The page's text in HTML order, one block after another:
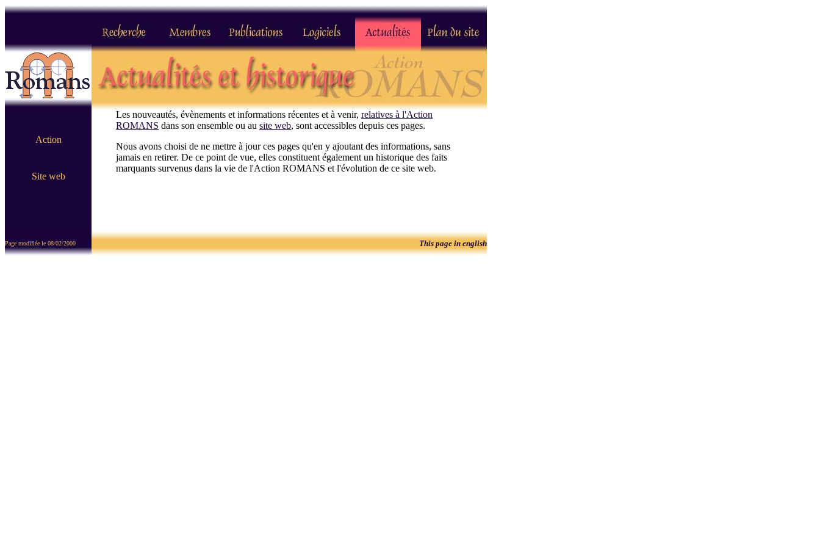
Action
Site web
Les nouveautés, évènements et informations récentes et à venir, relatives à l'Action
ROMANS dans son ensemble ou au site web, sont accessibles depuis ces pages.
Nous avons choisi de ne mettre à jour ces pages qu'en y ajoutant des informations, sans
jamais en retirer. De ce point de vue, elles constituent également un historique des faits
marquants survenus dans la vie de l'Action ROMANS et l'évolution de ce site web.
Page modifiée le 08/02/2000 This page in english